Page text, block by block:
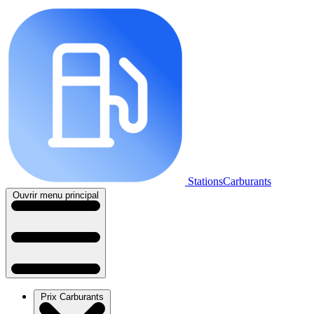
StationsCarburants
Ouvrir menu principal
Prix Carburants